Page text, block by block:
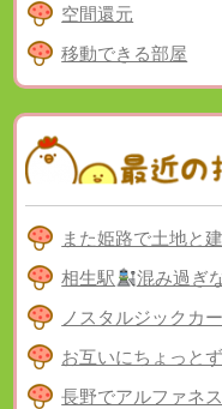
空間還元
移動できる部屋
また姫路で土地と
相生駅
混み過ぎ
ノスタルジックカ
お互いにちょっと
長野でアルファネ